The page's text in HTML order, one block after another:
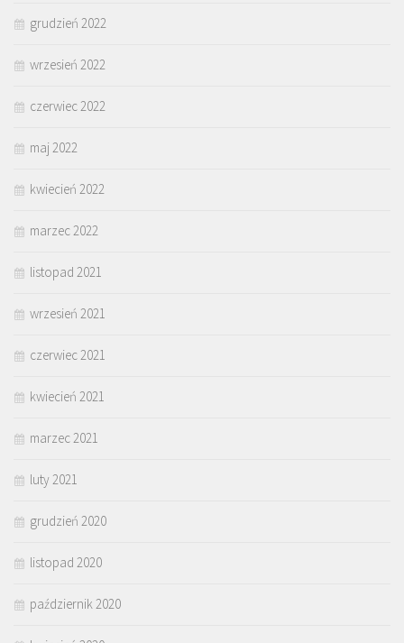
grudzień 2022
wrzesień 2022
czerwiec 2022
maj 2022
kwiecień 2022
marzec 2022
listopad 2021
wrzesień 2021
czerwiec 2021
kwiecień 2021
marzec 2021
luty 2021
grudzień 2020
listopad 2020
październik 2020